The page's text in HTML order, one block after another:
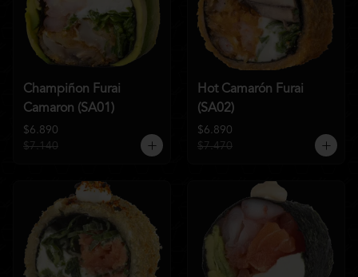
Champiñon Furai
Camaron (SA01)
$6.890
$7.140
Hot Camarón Furai
(SA02)
$6.890
$7.470